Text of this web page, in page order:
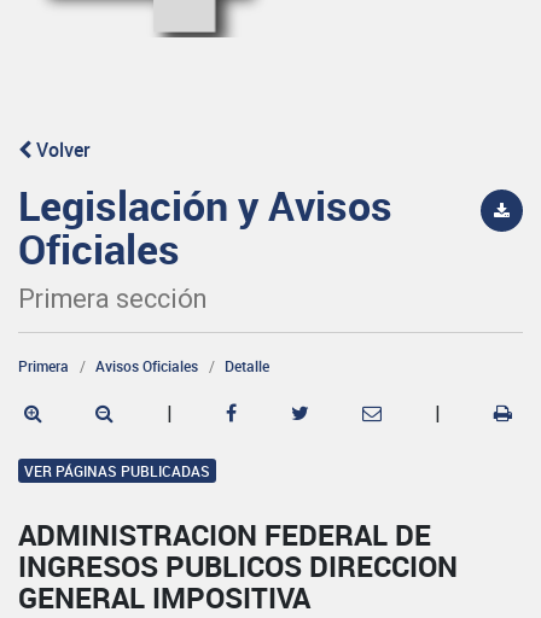
Volver
Legislación y Avisos
Oficiales
Primera sección
Primera Avisos Oficiales Detalle
| |
VER PÁGINAS PUBLICADAS
ADMINISTRACION FEDERAL DE
INGRESOS PUBLICOS DIRECCION
GENERAL IMPOSITIVA